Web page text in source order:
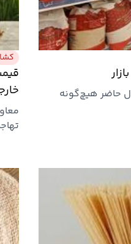
حاضر هیچ‌گونه